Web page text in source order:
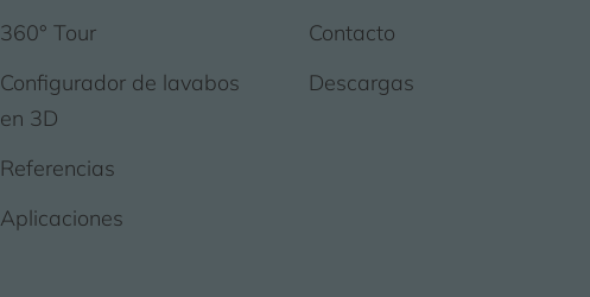
360° Tour
Configurador de lavabos
en 3D
Referencias
Aplicaciones
Contacto
Descargas